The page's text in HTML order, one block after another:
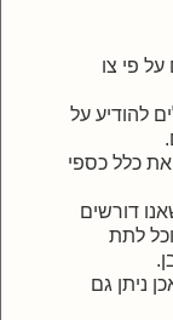
פי צו
להודיע על
כלל כספי
דורשים
לתת
ניתן גם